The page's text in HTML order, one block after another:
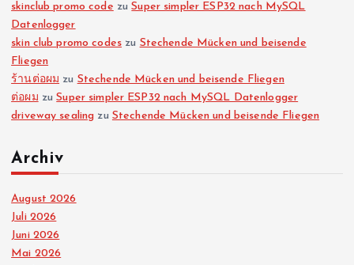
skinclub promo code zuSuper simpler ESP32 nach MySQL
Datenlogger
skin club promo codes zu Stechende Mücken und beisende
Fliegen
ร้านต่อผม zu Stechende Mücken und beisende Fliegen
ต่อผม zuSuper simpler ESP32 nach MySQL Datenlogger
driveway sealing zu Stechende Mücken und beisende Fliegen
Archiv
August 2026
Juli 2026
Juni 2026
Mai 2026